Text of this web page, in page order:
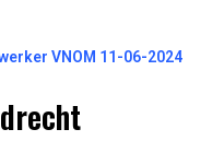
VNOM 11-06-2024